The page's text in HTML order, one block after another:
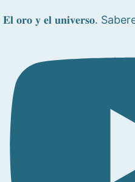
𝐄𝐥 𝐨𝐫𝐨 𝐲 𝐞𝐥 𝐮𝐧𝐢𝐯𝐞𝐫𝐬𝐨.